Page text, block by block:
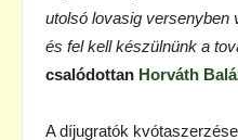
utolsó lovasig versenyben
és fel kell készülnünk a
csalódottan Horváth
A díjugratók